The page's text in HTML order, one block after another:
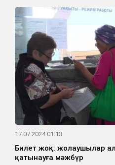
17.07.2024 01:13
Билет жоқ: жолаушылар
қатынауға мәжбүр